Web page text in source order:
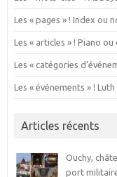
Les « pages » ! Index ou
Les « articles » ! Piano ou
Les « catégories
Les « événements » !
Articles récents
Ouchy,
port